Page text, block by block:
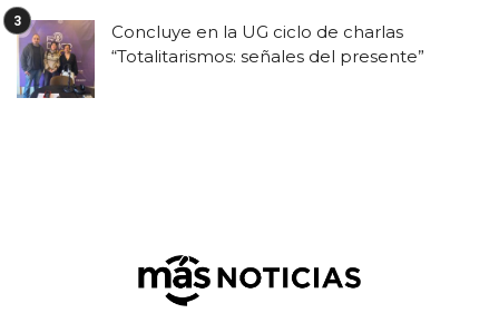
Concluye en la UG ciclo de charlas
“Totalitarismos: señales del presente”